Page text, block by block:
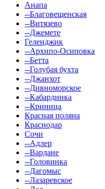
Анапа
--Благовещенская
--Витязево
--Джемете
Геленджик
--Архипо-Осиповка
--Бетта
--Голубая бухта
--Джанхот
--Дивноморское
--Кабардинка
--Криница
Красная поляна
Краснодар
Сочи
--Адлер
--Вардане
--Головинка
--Дагомыс
--Лазаревское